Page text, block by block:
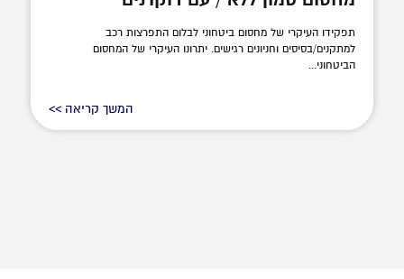
תפקידו העיקרי של מחסום ביטחוני לבלום התפרצות רכב
למתקנים/בסיסים וחניונים רגישים. יתרונו העיקרי של המחסום
הביטחוני...
המשך קריאה >>